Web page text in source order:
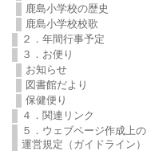
鹿島小学校の歴史
鹿島小学校校歌
２．年間行事予定
３．お便り
お知らせ
図書館だより
保健便り
４．関連リンク
５．ウェブページ作成上の
運営規定（ガイドライン）